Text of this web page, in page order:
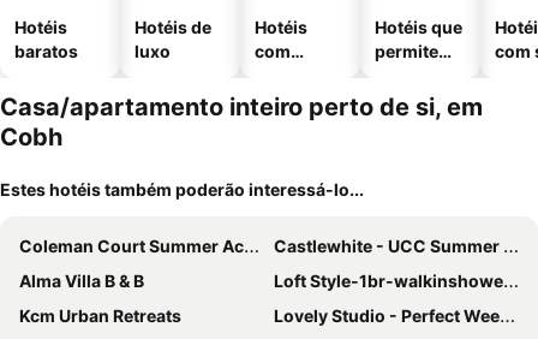
Hotéis
baratos
Hotéis de
luxo
Hotéis
com
Hotéis que
permitem
com
Casa/apartamento inteiro perto de si, em
Cobh
Estes hotéis também poderão interessá-lo...
Coleman Court Summer Accommodation
Castlewhite - UCC Summer Beds
Alma Villa B & B
Loft Style-1br-walkinshower-wifi-central Cork
Kcm Urban Retreats
Lovely Studio - Perfect Weekend Stay In Cork